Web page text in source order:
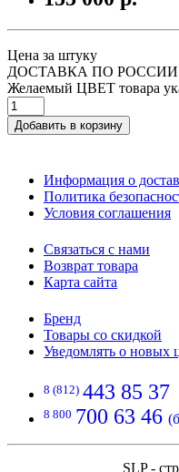
Цена за штуку
ДОСТАВКА ПО РОССИИ:
Желаемый ЦВЕТ товара
Добавить в корзину
Информация о
Политика
Условия соглашения
Связаться с нами
Возврат товара
Карта сайта
Бренд
Товары со скидкой
Уведомлять о новых
8 (812) 443 85 37
8 800 700 63 46
SLP -